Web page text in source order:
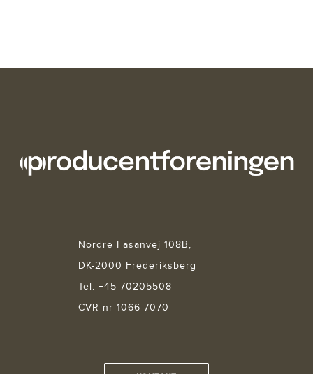
Nordre Fasanvej 108B,
DK-2000 Frederiksberg
Tel. +45 70205508
CVR nr 1066 7070